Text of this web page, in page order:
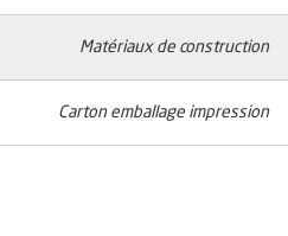
Matériaux de construction
Carton emballage impression